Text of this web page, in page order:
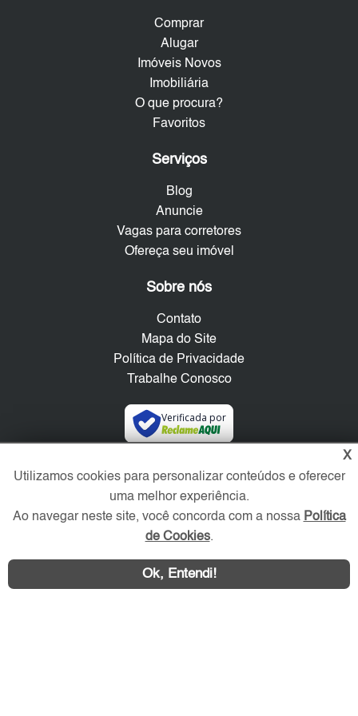
Comprar
Alugar
Imóveis Novos
Imobiliária
O que procura?
Favoritos
Serviços
Blog
Anuncie
Vagas para corretores
Ofereça seu imóvel
Sobre nós
Contato
Mapa do Site
Política de Privacidade
Trabalhe Conosco
Verificada por
Redes Sociais
X
Utilizamos cookies para personalizar conteúdos e oferecer
uma melhor experiência.
Ao navegar neste site, você concorda com a nossa Política
de Cookies.
Ok, Entendi!